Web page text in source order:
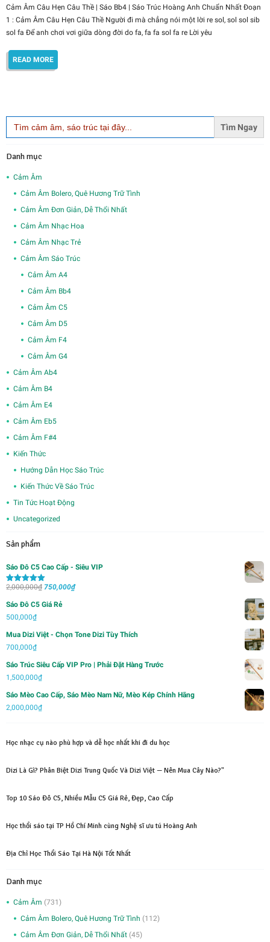
Cảm Âm Câu Hẹn Câu Thề | Sáo Bb4 | Sáo Trúc Hoàng Anh Chuẩn Nhất Đoạn
1 : Cảm Âm Câu Hẹn Câu Thề Người đi mà chẳng nói một lời re sol, sol sol sib
sol fa Để anh chơi vơi giữa dòng đời do fa, fa fa sol fa re Lời yêu
READ MORE
Search
for:
Danh mục
Cảm Âm
Cảm Âm Bolero, Quê Hương Trữ Tình
Cảm Âm Đơn Giản, Dễ Thổi Nhất
Cảm Âm Nhạc Hoa
Cảm Âm Nhạc Trẻ
Cảm Âm Sáo Trúc
Cảm Âm A4
Cảm Âm Bb4
Cảm Âm C5
Cảm Âm D5
Cảm Âm F4
Cảm Âm G4
Cảm Âm Ab4
Cảm Âm B4
Cảm Âm E4
Cảm Âm Eb5
Cảm Âm F#4
Kiến Thức
Hướng Dẫn Học Sáo Trúc
Kiến Thức Về Sáo Trúc
Tin Tức Hoạt Động
Uncategorized
Sản phẩm
Sáo Đô C5 Cao Cấp - Siêu VIP
Được xếp
sao
2,000,000₫ Giá
750,000₫Giá
750,000₫.
Sáo Đô C5 Giá Rẻ
500,000₫
Mua Dizi Việt - Chọn Tone Dizi Tùy Thích
700,000₫
Sáo Trúc Siêu Cấp VIP Pro | Phải Đặt Hàng Trước
1,500,000₫
Sáo Mèo Cao Cấp, Sáo Mèo Nam Nữ, Mèo Kép Chính Hãng
2,000,000₫
Học nhạc cụ nào phù hợp và dễ học nhất khi đi du học
Dizi Là Gì? Phân Biệt Dizi Trung Quốc Và Dizi Việt — Nên Mua Cây Nào?"
Top 10 Sáo Đô C5, Nhiều Mẫu C5 Giá Rẻ, Đẹp, Cao Cấp
Học thổi sáo tại TP Hồ Chí Minh cùng Nghệ sĩ ưu tú Hoàng Anh
Địa Chỉ Học Thổi Sáo Tại Hà Nội Tốt Nhất
Danh mục
Cảm Âm (731)
Cảm Âm Bolero, Quê Hương Trữ Tình (112)
Cảm Âm Đơn Giản, Dễ Thổi Nhất (45)